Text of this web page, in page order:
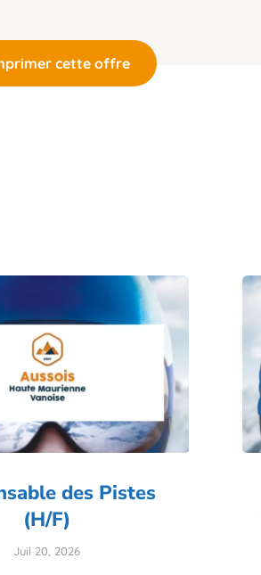
cette offre
des Pistes
(H/F)
Juil 20, 2026